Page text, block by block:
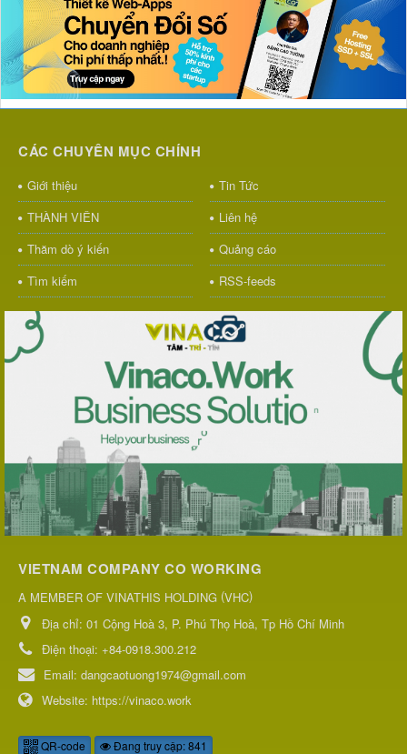
CÁC CHUYÊN MỤC CHÍNH
Giới thiệu
Tin Tức
THÀNH VIÊN
Liên hệ
Thăm dò ý kiến
Quảng cáo
Tìm kiếm
RSS-feeds
VIETNAM COMPANY CO WORKING
A MEMBER OF VINATHIS HOLDING (VHC)
Địa chỉ: 01 Cộng Hoà 3, P. Phú Thọ Hoà, Tp Hồ Chí Minh
Điện thoại: +84-0918.300.212
Email: dangcaotuong1974@gmail.com
Website: https://vinaco.work
QR-code Đang truy cập: 841